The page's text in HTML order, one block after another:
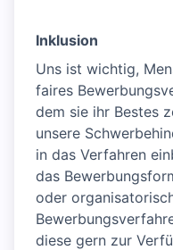
Inklusion
Uns ist wichtig,
faires
dem sie ihr Bestes
unsere
in das Verfahren
das
oder
diese gern zur